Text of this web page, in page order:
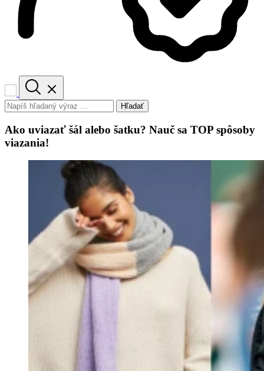
Hľadať
Ako uviazať šál alebo šatku? Nauč sa TOP spôsoby
viazania!